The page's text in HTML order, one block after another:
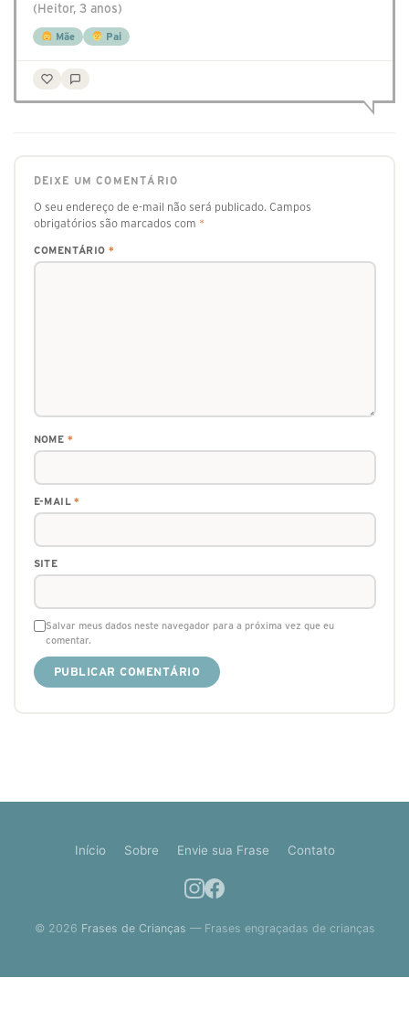
(Heitor, 3 anos)
Mãe Pai
DEIXE UM COMENTÁRIO
O seu endereço de e-mail não será publicado. Campos
obrigatórios são marcados com *
COMENTÁRIO *
NOME *
E-MAIL*
SITE
Salvar meus dados neste navegador para a próxima vez que eu
comentar.
Início Sobre Envie sua Frase Contato
© 2026 Frases de Crianças — Frases engraçadas de crianças